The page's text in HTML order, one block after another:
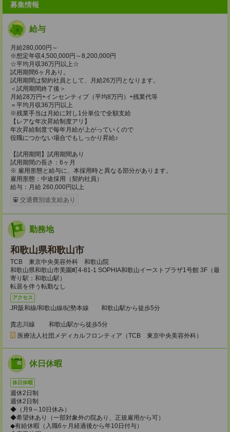
募集情報
給与
月給280,000円～
※想定年収4,500,000円～8,200,000円
☆平均月収36万円以上☆
試用期間6ヶ月あり。
試用期間は契約社員として、月給26万円となります。
＜試用期間終了後＞
月給28万円+インセンティブ（平均8万円）+残業代等
＝平均月収36万円以上
※残業手当は月給に対し1分単位で全額支給
【レアな年次昇給制度アリ】
年次昇給制度で毎年月給が上がっていくので
役職につかない場合でもしっかり昇給♪
【試用期間】試用期間あり
試用期間の長さ：6ヶ月
※ 雇用形態と給与に、本採用時と異なる部分があります。
雇用形態：中途採用（契約社員）
給与：月給 260,000円以上
交通費別途支給あり
勤務地
和歌山県和歌山市
TCB 東京中央美容外科 和歌山院
和歌山県和歌山市美園町4-81-1 SOPHIA和歌山イーストプラザ1号館 3F（最
寄り駅：和歌山駅）
転居を伴う転勤なし
アクセス
JR阪和線/和歌山線/紀勢本線 和歌山駅から徒歩5分
貴志川線 和歌山駅から徒歩5分
医療法人社団メディカルフロンティア（TCB 東京中央美容外科）
休日休暇
休日休暇
週休2日制
週休2日制
◆（月9～10日休み）
◆希望休あり（一部対象外の院あり、正規雇用から可）
◆有給休暇（入職6ヶ月経過後から年10日付与）